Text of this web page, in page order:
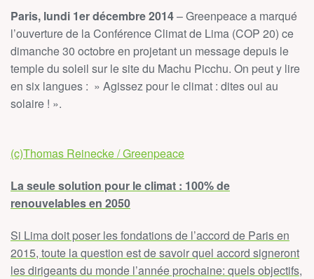
Paris, lundi 1er décembre 2014– Greenpeace a marqué
l’ouverture de la Conférence Climat de Lima (COP 20) ce
dimanche 30 octobre en projetant un message depuis le
temple du soleil sur le site du Machu Picchu. On peut y lire
en six langues : » Agissez pour le climat : dites oui au
solaire ! ».
(c)Thomas Reinecke / Greenpeace
La seule solution pour le climat : 100% de
renouvelables en 2050
Si Lima doit poser les fondations de l’accord de Paris en
2015, toute la question est de savoir quel accord signeront
les dirigeants du monde l’année prochaine: quels objectifs,